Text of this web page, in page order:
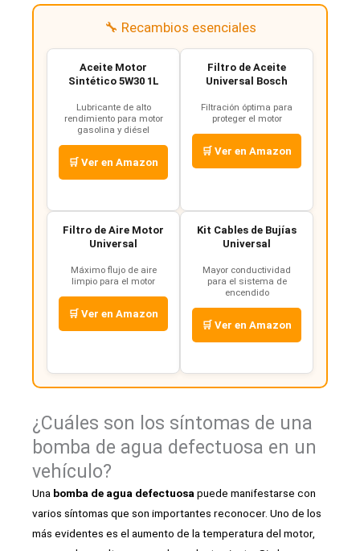
🔧 Recambios esenciales
Aceite Motor
Sintético 5W30 1L
Lubricante de alto
rendimiento para motor
gasolina y diésel
🛒 Ver en Amazon
Filtro de Aceite
Universal Bosch
Filtración óptima para
proteger el motor
🛒 Ver en Amazon
Filtro de Aire Motor
Universal
Máximo flujo de aire
limpio para el motor
🛒 Ver en Amazon
Kit Cables de Bujías
Universal
Mayor conductividad
para el sistema de
encendido
🛒 Ver en Amazon
¿Cuáles son los síntomas de una
bomba de agua defectuosa en un
vehículo?
Una bomba de agua defectuosa puede manifestarse con
varios síntomas que son importantes reconocer. Uno de los
más evidentes es el aumento de la temperatura del motor,